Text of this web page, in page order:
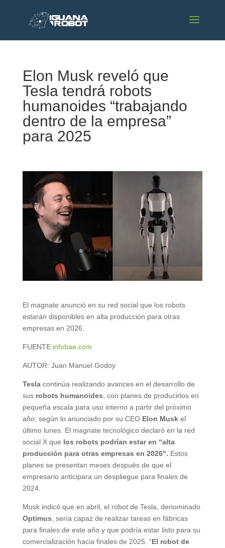
Elon Musk reveló que
Tesla tendrá robots
humanoides “trabajando
dentro de la empresa”
para 2025
El magnate anunció en su red social que los robots
estarán disponibles en alta producción para otras
empresas en 2026.
FUENTE:infobae.com
AUTOR: Juan Manuel Godoy
Teslacontinúa realizando avances en el desarrollo de
sus robots humanoides , con planes de producirlos en
pequeña escala para uso interno a partir del próximo
año, según lo anunciado por su CEO Elon Muskel
último lunes. El magnate tecnológico declaró en la red
social X que los robots podrían estar en “alta
producción para otras empresas en 2026″. Estos
planes se presentan meses después de que el
empresario anticipara un despliegue para finales de
2024.
Musk indicó que en abril, el robot de Tesla, denominado
Optimus , sería capaz de realizar tareas en fábricas
para finales de este año y que podría estar listo para su
comercialización hacia finales de 2025. “El robot de